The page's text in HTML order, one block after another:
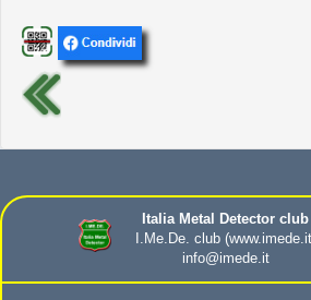
Italia Metal Detector club
I.Me.De. club
info@imede.it